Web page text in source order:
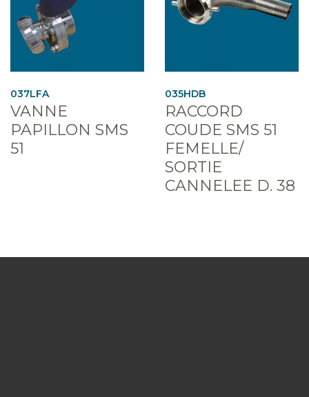
037LFA
VANNE
PAPILLON SMS
51
035HDB
RACCORD
COUDE SMS 51
FEMELLE/
SORTIE
CANNELEE D. 38